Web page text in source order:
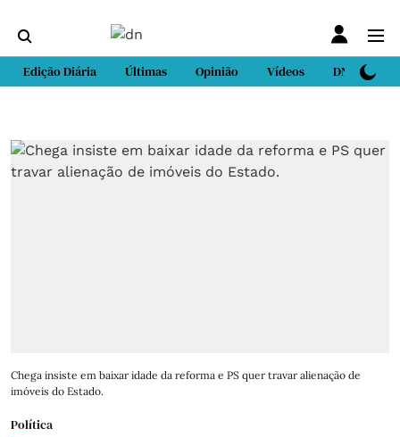
Edição Diária Últimas Opinião Vídeos DN Sport
Chega insiste em baixar idade da reforma e PS quer travar alienação de
imóveis do Estado.
Política